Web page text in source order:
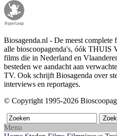
Biosagenda.nl - De meest
alle bioscoopagenda's, óók THUIS
films die in Nederland en
besteden we aandacht aan
TV. Ook schrijft Biosagenda over
interviews en reportages.
© Copyright 1995-2026
Menu